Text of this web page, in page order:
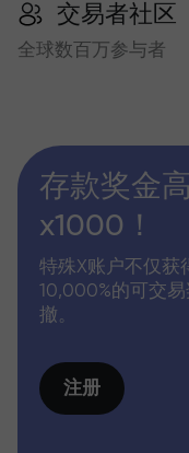
交易者社区
全球数百万参与者
存款奖金
x1000！
特殊X账户不仅获
10,000%的可交
撤。
注册